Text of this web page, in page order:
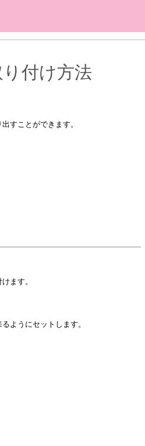
付け方法
すことができます。
ます。
ようにセットします。